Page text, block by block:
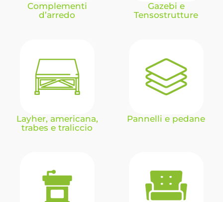
Complementi
d’arredo
Gazebi e
Tensostrutture
Layher, americana,
trabes e traliccio
Pannelli e pedane